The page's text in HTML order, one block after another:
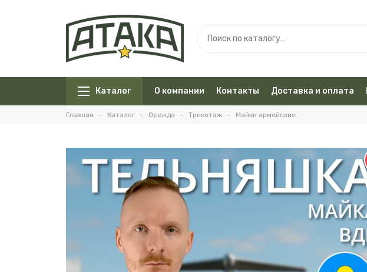
Каталог О компании Контакты Доставка и оплата
Главная Каталог Одежда Трикотаж Майки армейские